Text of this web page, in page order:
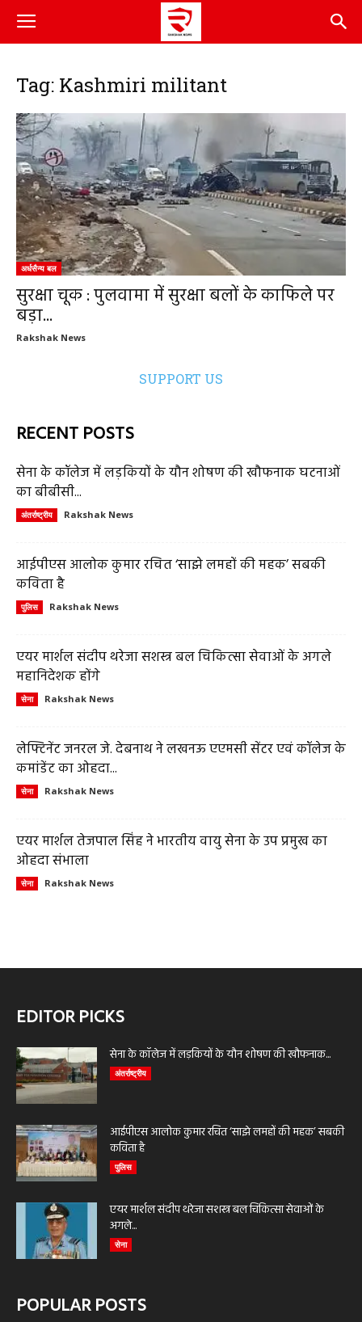
Tag: Kashmiri militant
अर्धसैन्य बल
सुरक्षा चूक : पुलवामा में सुरक्षा बलों के काफिले पर
बड़ा...
Rakshak News
SUPPORT US
RECENT POSTS
सेना के कॉलेज में लड़कियों के यौन शोषण की खौफनाक घटनाओं
का बीबीसी...
अंतर्राष्ट्रीय Rakshak News
आईपीएस आलोक कुमार रचित ‘साझे लमहों की महक’ सबकी
कविता है
पुलिस Rakshak News
एयर मार्शल संदीप थरेजा सशस्त्र बल चिकित्सा सेवाओं के अगले
महानिदेशक होंगे
सेना Rakshak News
लेफ्टिनेंट जनरल जे. देबनाथ ने लखनऊ एएमसी सेंटर एवं कॉलेज के
कमांडेंट का ओहदा...
सेना Rakshak News
एयर मार्शल तेजपाल सिंह ने भारतीय वायु सेना के उप प्रमुख का
ओहदा संभाला
सेना Rakshak News
EDITOR PICKS
सेना के कॉलेज में लड़कियों के यौन शोषण की खौफनाक...
अंतर्राष्ट्रीय
आईपीएस आलोक कुमार रचित ‘साझे लमहों की महक’ सबकी
कविता है
पुलिस
एयर मार्शल संदीप थरेजा सशस्त्र बल चिकित्सा सेवाओं के
अगले...
सेना
POPULAR POSTS